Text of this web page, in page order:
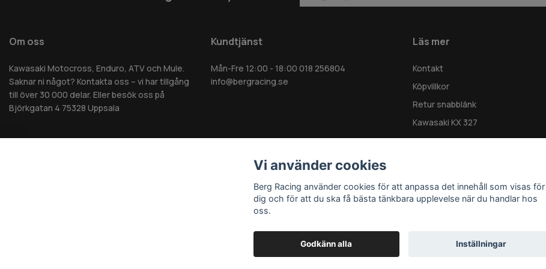
Om oss
Kawasaki Motocross, Enduro, ATV och Mule.
Saknar ni något? Kontakta oss – vi har tillgång
till över 30 000 delar. Eller besök oss på
Björkgatan 4 75328 Uppsala
Kundtjänst
Mån-Fre 12:00 - 18:00 018 256804
info@bergracing.se
Läs mer
Kontakt
Köpvillkor
Retur snabblänk
Kawasaki KX 327
Vi använder cookies
Berg Racing använder cookies för att anpassa det innehåll som visas för
dig och för att du ska få bästa tänkbara upplevelse när du handlar hos
oss.
Godkänn alla Inställningar